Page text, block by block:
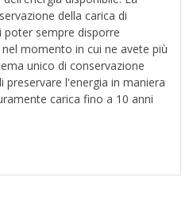
della carica di
poter sempre disporre
momento in cui ne avete più
unico di conservazione
preservare l'energia in maniera
carica fino a 10 anni